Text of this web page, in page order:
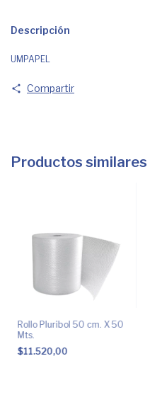
Descripción
UMPAPEL
Compartir
Productos similares
Rollo Pluribol 50 cm. X 50
Mts.
$11.520,00